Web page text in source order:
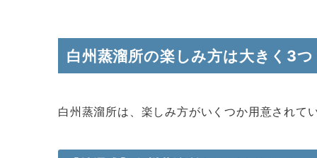
白州蒸溜所の楽しみ方は大きく3つ
白州蒸溜所は、楽しみ方がいくつか用意されてい